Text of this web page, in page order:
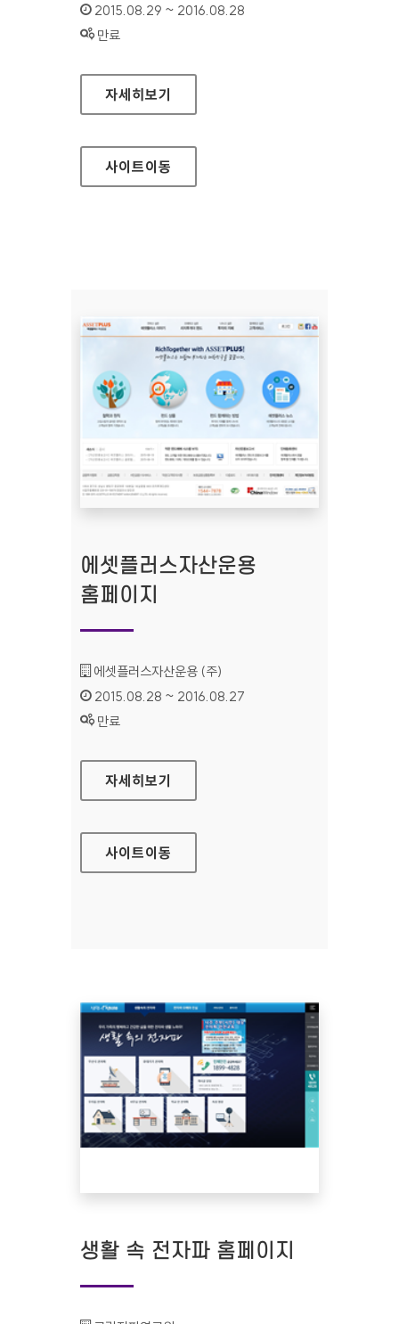
인증기간 :
2015.08.29 ~ 2016.08.28
상태 :
만료
롯데그룹(영문) 홈페이지
자세히보기
사이트이동
에셋플러스자산운용
홈페이지
기관명 :
에셋플러스자산운용 (주)
인증기간 :
2015.08.28 ~ 2016.08.27
상태 :
만료
에셋플러스자산운용 홈페이지
자세히보기
사이트이동
생활 속 전자파 홈페이지